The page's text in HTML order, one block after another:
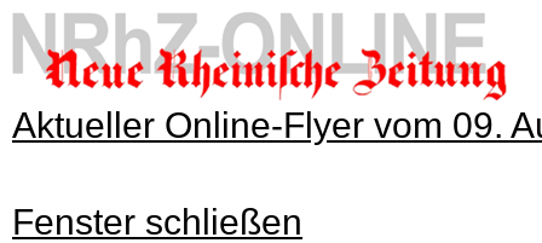
Aktueller Online-Flyer vom 09.
Fenster schließen